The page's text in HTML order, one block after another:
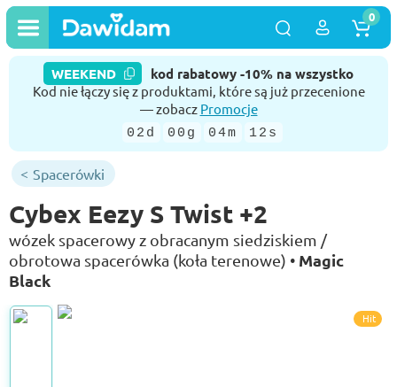
WEEKEND kod rabatowy -10% na wszystko
Kod nie łączy się z produktami, które są już przecenione
— zobacz Promocje
02d 00g 04m 12s
0
Spacerówki
Cybex Eezy S Twist +2
wózek spacerowy z obracanym siedziskiem /
obrotowa spacerówka (koła terenowe) • Magic
Black
Hit